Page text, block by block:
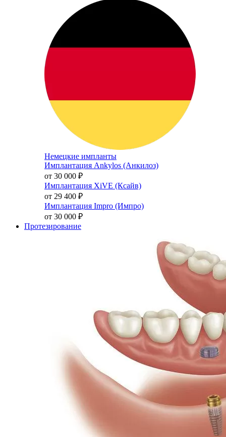
Немецкие импланты
Имплантация Ankylos (Анкилоз)
от 30 000 ₽
Имплантация XiVE (Ксайв)
от 29 400 ₽
Имплантация Impro (Импро)
от 30 000 ₽
Протезирование